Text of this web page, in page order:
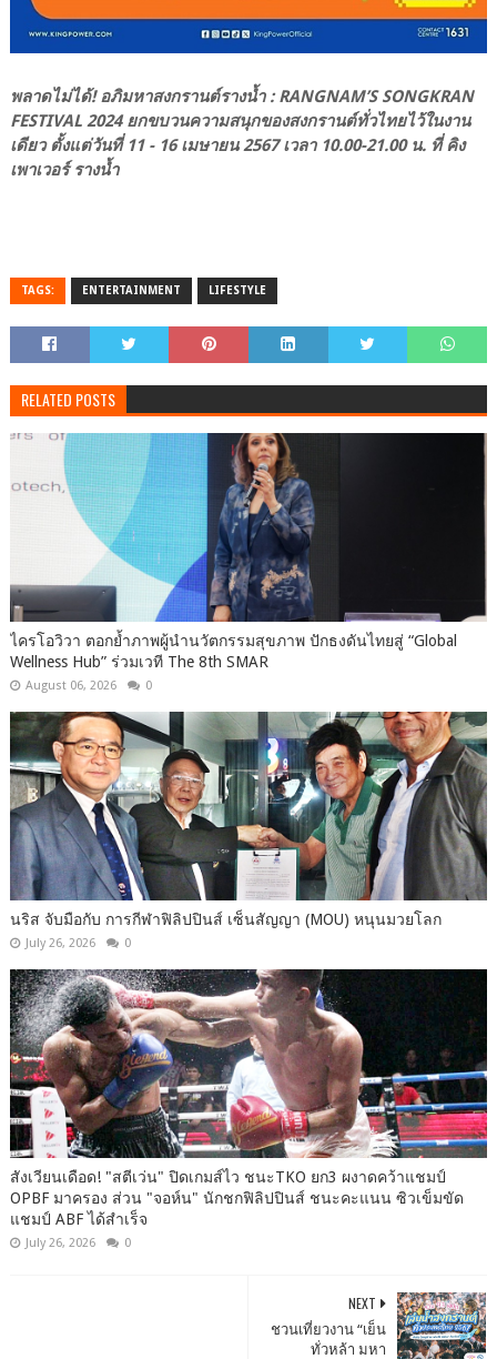
พลาดไม่ได้! อภิมหาสงกรานต์รางน้ำ : RANGNAM’S SONGKRAN
FESTIVAL 2024 ยกขบวนความสนุกของสงกรานต์ทั่วไทยไว้ในงาน
เดียว ตั้งแต่วันที่ 11 - 16 เมษายน 2567 เวลา 10.00-21.00 น. ที่ คิง
เพาเวอร์ รางน้ำ
TAGS: ENTERTAINMENT LIFESTYLE
RELATED POSTS
ไครโอวิวา ตอกย้ำภาพผู้นำนวัตกรรมสุขภาพ ปักธงดันไทยสู่ “Global
Wellness Hub” ร่วมเวที The 8th SMAR
August 06, 2026 0
นริส จับมือกับ การกีฬาฟิลิปปินส์ เซ็นสัญญา (MOU) หนุนมวยโลก
July 26, 2026 0
สังเวียนเดือด! "สตีเว่น" ปิดเกมส์ไว ชนะTKO ยก3 ผงาดคว้าแชมป์
OPBF มาครอง ส่วน "จอห์น" นักชกฟิลิปปินส์ ชนะคะแนน ซิวเข็มขัด
แชมป์ ABF ได้สำเร็จ
July 26, 2026 0
NEXT
ชวนเที่ยวงาน “เย็น
ทั่วหล้า มหา